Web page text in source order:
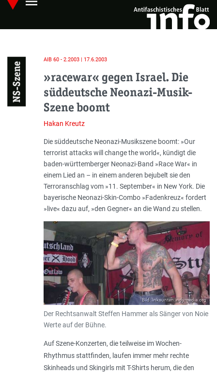
Skip
main
Hauptmenü öffnen
NS-Szene
AIB 60 - 2.2003 | 17.6.2003
»racewar« gegen Israel. Die
süddeutsche Neonazi-Musik-
Szene boomt
Hakan Kreutz
Einleitung
Die süddeutsche Neonazi-Musikszene boomt: »Our
terrorist attacks will change the world«, kündigt die
baden-württemberger Neonazi-Band »Race War« in
einem Lied an – in einem anderen bejubelt sie den
Terroranschlag vom »11. September« in New York. Die
bayerische Neonazi-Skin-Combo »Fadenkreuz« fordert
»live« dazu auf, »den Gegner« an die Wand zu stellen.
Bild: linksunten.indymedia.org
Der Rechtsanwalt Steffen Hammer als Sänger von Noie
Werte auf der Bühne.
Auf Szene-Konzerten, die teilweise im Wochen-
Rhythmus stattfinden, laufen immer mehr rechte
Skinheads und Skingirls mit T-Shirts herum, die den